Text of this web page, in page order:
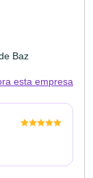
Baz
esta empresa